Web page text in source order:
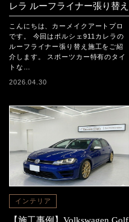
レラ ルーフライナー張り替え
こんにちは、カーメイクアートプロ
です。 今回はポルシェ911カレラの
ルーフライナー張り替え施工をご紹
介します。 スポーツカー特有のタイ
トな…
2026.04.30
インテリア